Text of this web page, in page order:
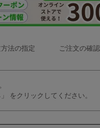
方法の指定 ご注文の確認
をクリックしてください。